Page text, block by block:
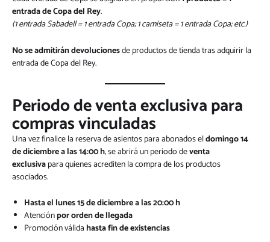
entrada de Copa del Rey.
(1 entrada Sabadell = 1 entrada Copa; 1 camiseta = 1 entrada Copa; etc.)
No se admitirán devolucionesde productos de tienda tras adquirir la
entrada de Copa del Rey.
Periodo de venta exclusiva para
compras vinculadas
Una vez finalice la reserva de asientos para abonados eldomingo 14
de diciembre a las 14:00 h, se abrirá un periodo deventa
exclusivapara quienes acrediten la compra de los productos
asociados.
Hasta el lunes 15 de diciembre a las 20:00 h
Atenciónpor orden de llegada
Promoción válida hasta fin de existencias